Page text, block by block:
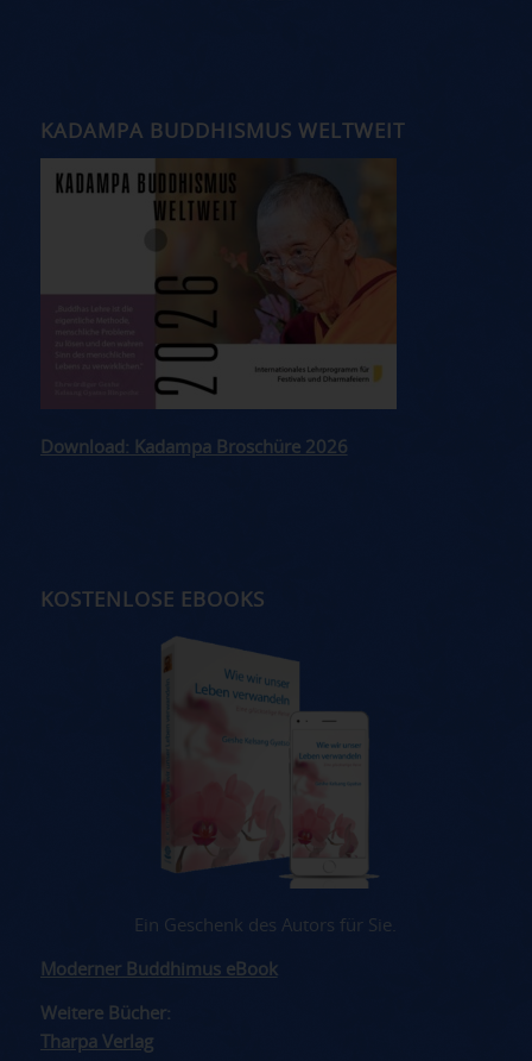
KADAMPA BUDDHISMUS WELTWEIT
Download: Kadampa Broschüre 2026
KOSTENLOSE EBOOKS
Ein Geschenk des Autors für Sie.
Moderner Buddhimus eBook
Weitere Bücher:
Tharpa Verlag